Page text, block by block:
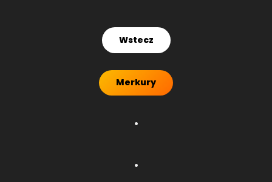
Wstecz
Merkury
.
.